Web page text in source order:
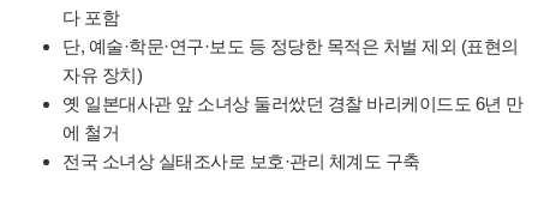
다 포함
단, 예술·학문·연구·보도 등 정당한 목적은 처벌 제외 (표현의
자유 장치)
옛 일본대사관 앞 소녀상 둘러쌌던 경찰 바리케이드도 6년 만
에 철거
전국 소녀상 실태조사로 보호·관리 체계도 구축